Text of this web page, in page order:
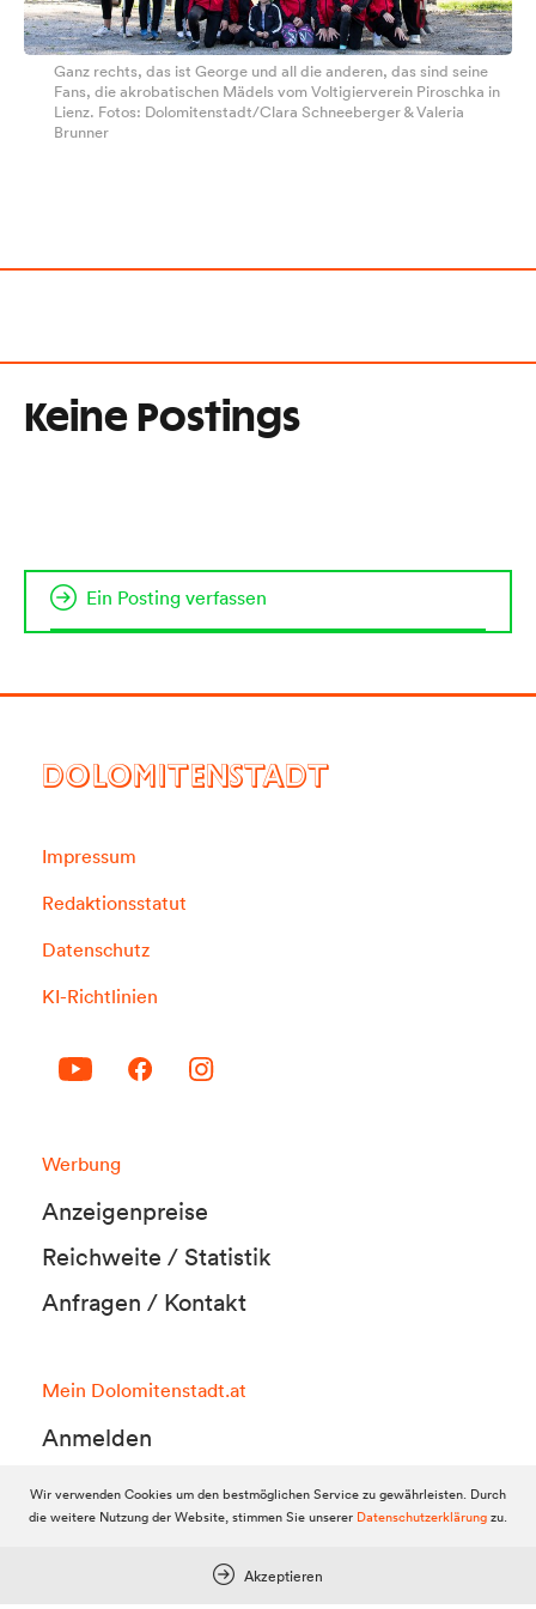
Ganz rechts, das ist George und all die anderen, das sind seine
Fans, die akrobatischen Mädels vom Voltigierverein Piroschka in
Lienz. Fotos: Dolomitenstadt/Clara Schneeberger & Valeria
Brunner
Keine Postings
Ein Posting verfassen
DOLOMITENSTADT
Impressum
Redaktionsstatut
Datenschutz
KI-Richtlinien
Werbung
Anzeigenpreise
Reichweite / Statistik
Anfragen / Kontakt
Mein Dolomitenstadt.at
Anmelden
Registrieren
FAQ & Service
Wir verwenden Cookies um den bestmöglichen Service zu gewährleisten. Durch
die weitere Nutzung der Website, stimmen Sie unserer Datenschutzerklärungzu.
Akzeptieren